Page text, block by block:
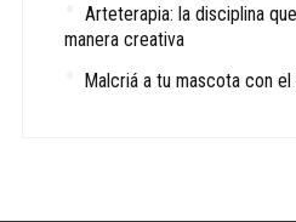
Arteterapia: la disciplina
manera creativa
Malcriá a tu mascota con